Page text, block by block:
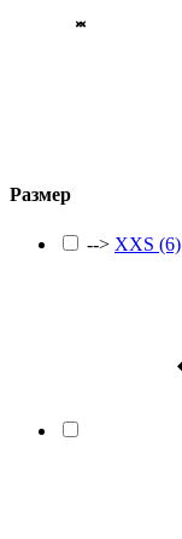
Размер
--> XXS (6)